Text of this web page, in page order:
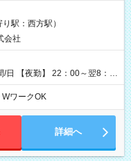
異なる部分があります。 雇
：時給 1,460円以上
駅：西方駅）
会社
日 【夜勤】 22：00～翌8：
異なります。 ※曜日固定（毎
ワークOK
詳細へ